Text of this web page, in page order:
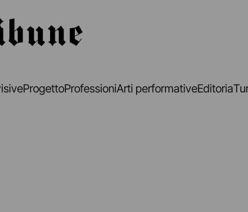
ProgettoProfessioniArti performativeEditoria